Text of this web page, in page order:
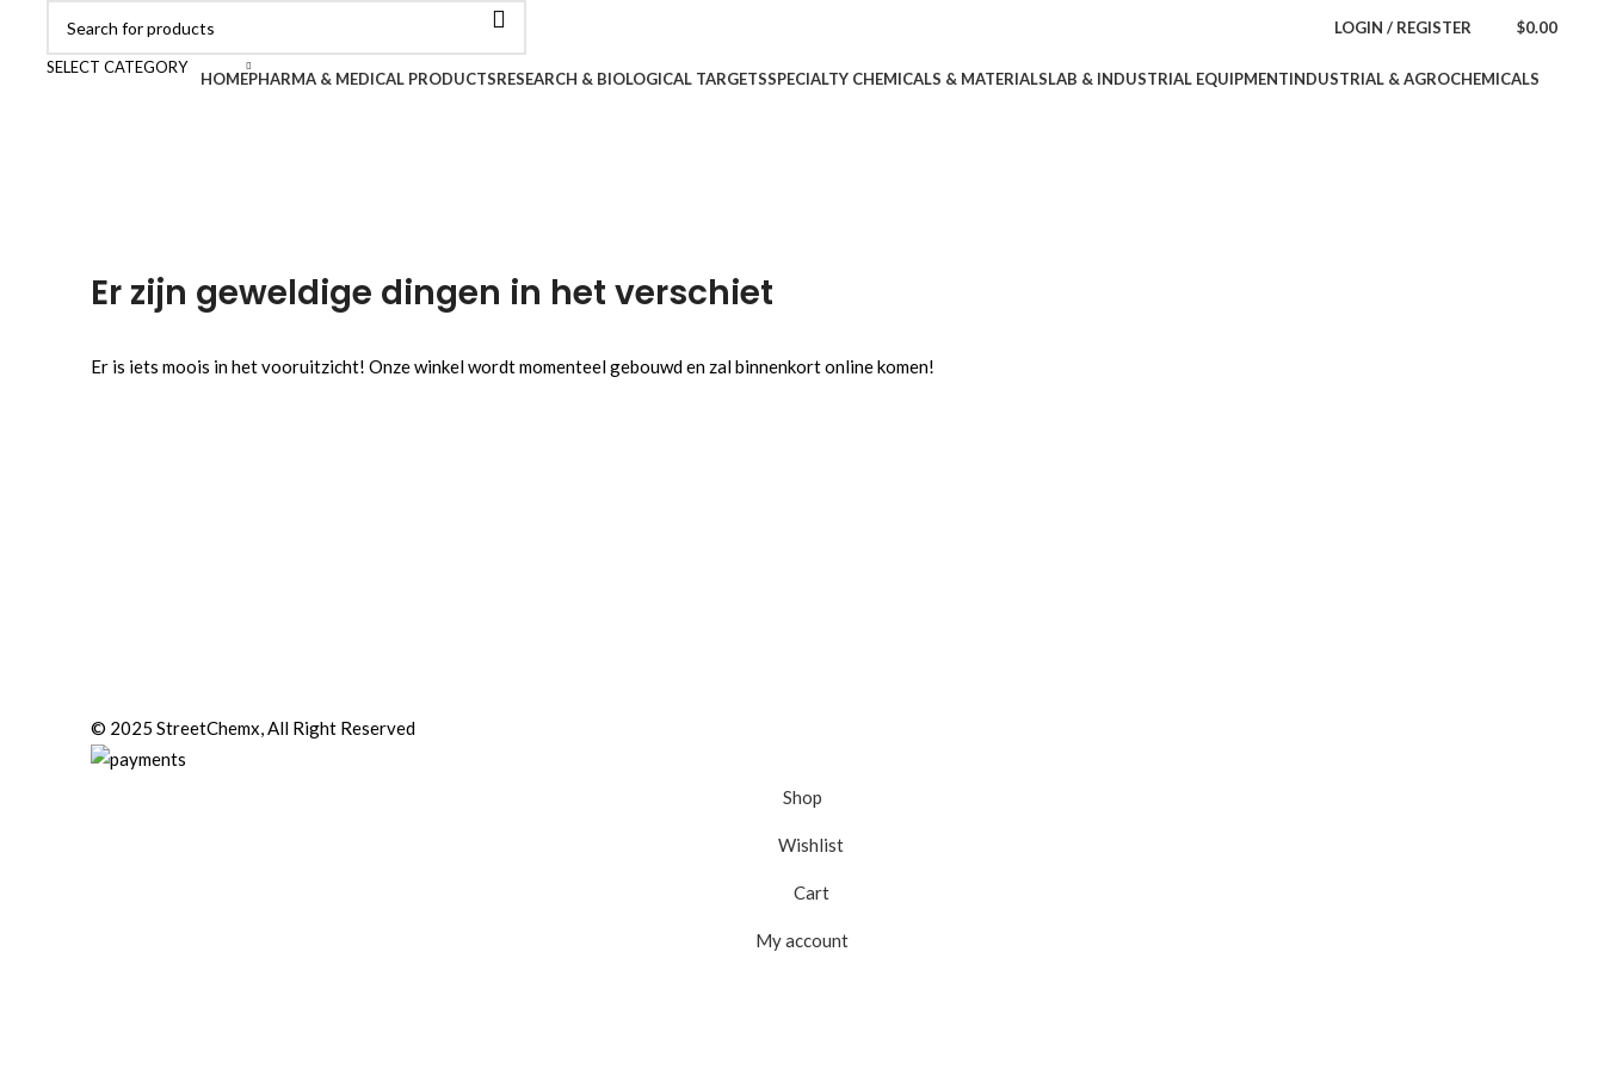
SELECT CATEGORY
LOGIN / REGISTER $0.00
Browse Categories HOMEPHARMA & MEDICAL PRODUCTSRESEARCH & BIOLOGICAL TARGETSSPECIALTY CHEMICALS & MATERIALSLAB & INDUSTRIAL EQUIPMENTINDUSTRIAL & AGROCHEMICALS
Er zijn geweldige dingen in het verschiet
Er is iets moois in het vooruitzicht! Onze winkel wordt momenteel gebouwd en zal binnenkort online komen!
© 2025 StreetChemx, All Right Reserved
Shop
Wishlist
Cart
My account